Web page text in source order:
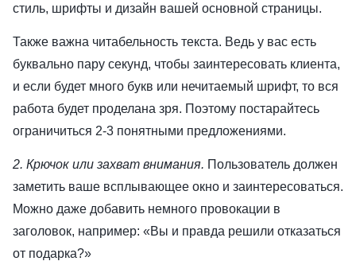
стиль, шрифты и дизайн вашей основной страницы.
Также важна читабельность текста. Ведь у вас есть
буквально пару секунд, чтобы заинтересовать клиента,
и если будет много букв или нечитаемый шрифт, то вся
работа будет проделана зря. Поэтому постарайтесь
ограничиться 2-3 понятными предложениями.
2. Крючок или захват внимания. Пользователь должен
заметить ваше всплывающее окно и заинтересоваться.
Можно даже добавить немного провокации в
заголовок, например: «Вы и правда решили отказаться
от подарка?»